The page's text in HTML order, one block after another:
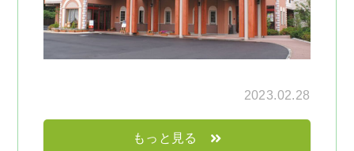
2023.02.28
もっと見る